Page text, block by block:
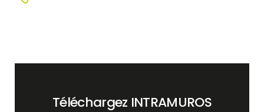
Téléchargez INTRAMUROS